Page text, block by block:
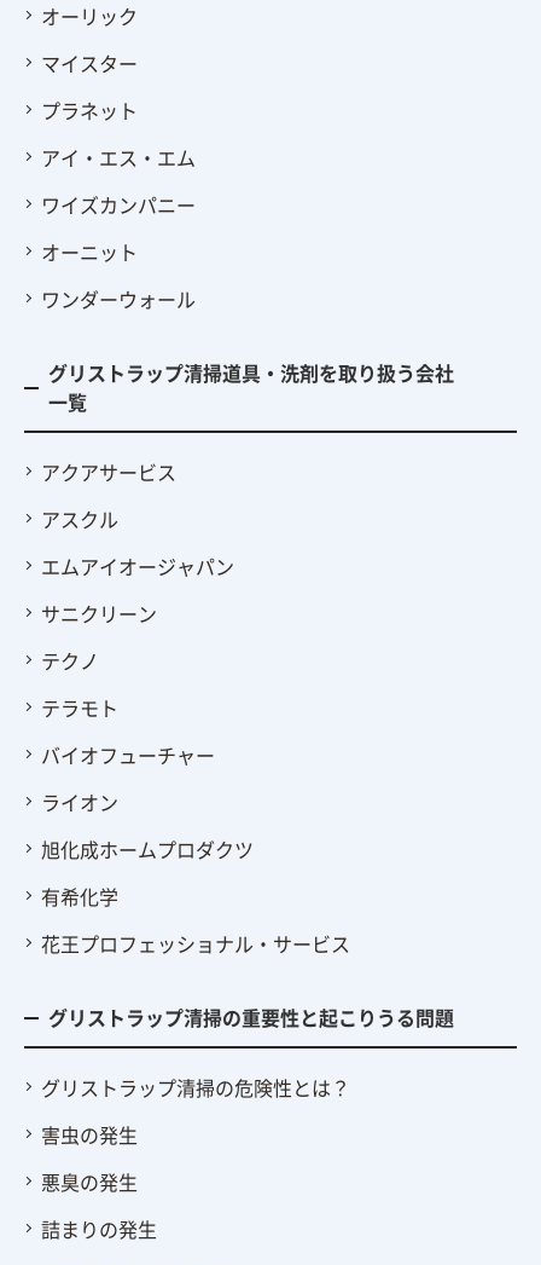
オーリック
マイスター
プラネット
アイ・エス・エム
ワイズカンパニー
オーニット
ワンダーウォール
グリストラップ清掃道具・洗剤を取り扱う会社
一覧
アクアサービス
アスクル
エムアイオージャパン
サニクリーン
テクノ
テラモト
バイオフューチャー
ライオン
旭化成ホームプロダクツ
有希化学
花王プロフェッショナル・サービス
グリストラップ清掃の重要性と起こりうる問題
グリストラップ清掃の危険性とは？
害虫の発生
悪臭の発生
詰まりの発生